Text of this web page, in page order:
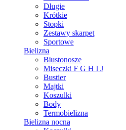
Długie
Krótkie
Stopki
Zestawy skarpet
Sportowe
Bielizna
Biustonosze
Miseczki F G H I J
Bustier
Majtki
Koszulki
Body
Termobielizna
Bielizna nocna